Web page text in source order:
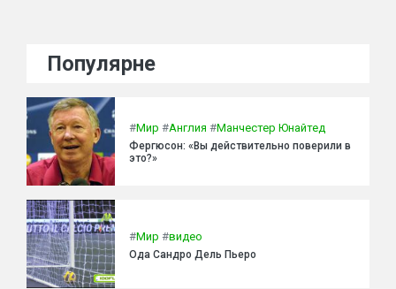
Популярне
#Мир #Англия #Манчестер Юнайтед
Фергюсон: «Вы действительно поверили в
это?»
#Мир #видео
Ода Сандро Дель Пьеро